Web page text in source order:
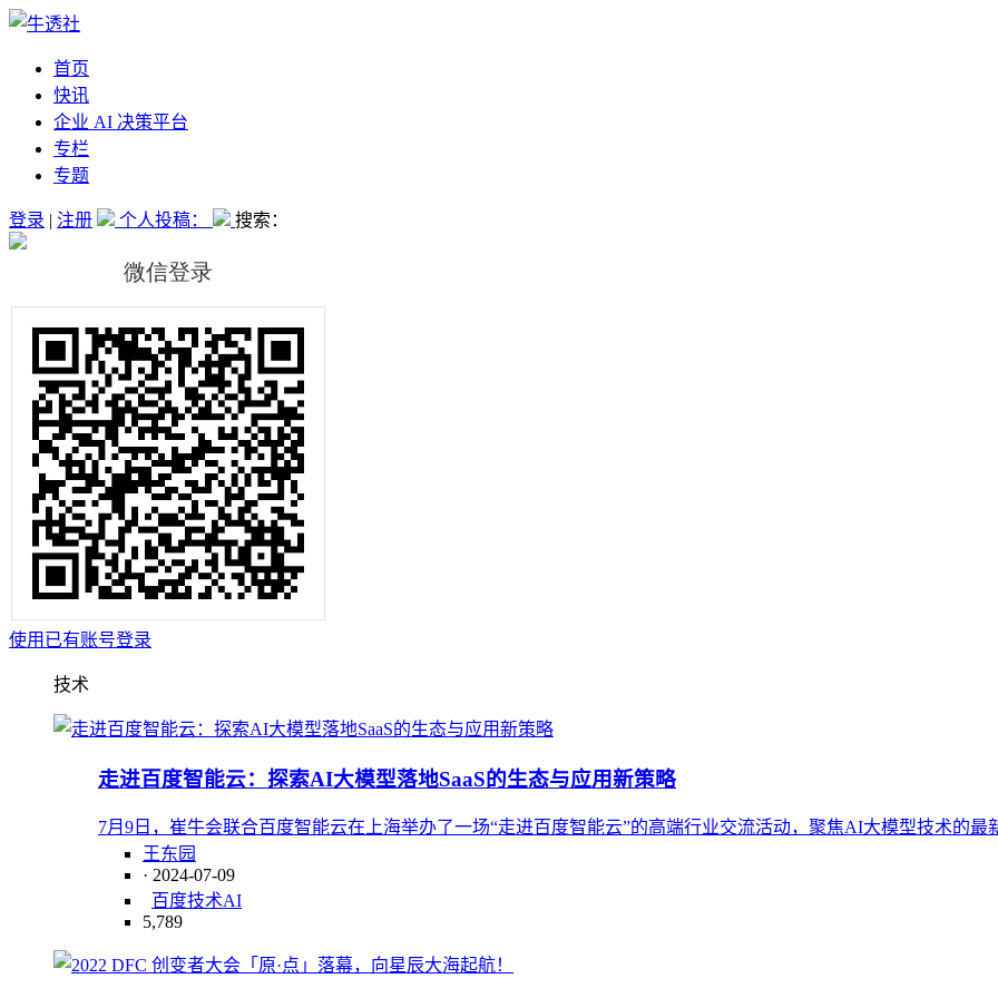
首页
快讯
企业 AI 决策平台
专栏
专题
登录 | 注册 个人投稿： 搜索：
使用已有账号登录
技术
走进百度智能云：探索AI大模型落地SaaS的生态与应用新策略
7月9日，崔牛会联合百度智能云在上海举办了一场“走进百度智能云”的高端行业交流活动，聚焦AI大模型技术的
王东园
· 2024-07-09
百度技术AI
5,789